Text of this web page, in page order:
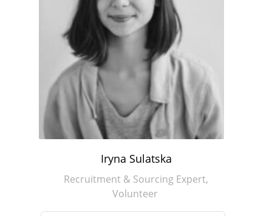
Iryna Sulatska
Recruitment & Sourcing Expert,
Volunteer